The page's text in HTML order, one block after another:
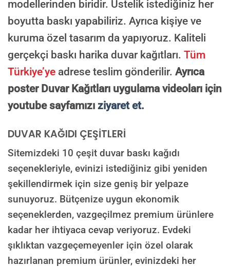
Görseliniz baskıya alınmadan önce ölçüye göre düzenlenmiş son hali
AI TASARIMIYLA SIPARIŞ VER
ONAYINIZDAN SONRA BASKIYA GEÇILECEK
modellerinden biridir. Üstelik istediğiniz her
boyutta baskı yapabiliriz. Ayrıca kişiye ve
kuruma özel tasarım da yapıyoruz. Kaliteli
gerçekçi baskı harika duvar kağıtları. Tüm
Türkiye’ye adrese teslim gönderilir. Ayrıca
poster Duvar Kağıtları uygulama videoları için
youtube sayfamızı ziyaret et.
DUVAR KAĞIDI ÇEŞİTLERİ
Sitemizdeki 10 çeşit duvar baskı kağıdı
seçenekleriyle, evinizi istediğiniz gibi yeniden
şekillendirmek için size geniş bir yelpaze
sunuyoruz. Bütçenize uygun ekonomik
seçeneklerden, vazgeçilmez premium ürünlere
kadar her ihtiyaca cevap veriyoruz. Evdeki
şıklıktan vazgeçemeyenler için özel olarak
hazırlanan premium ürünler, evinizdeki her